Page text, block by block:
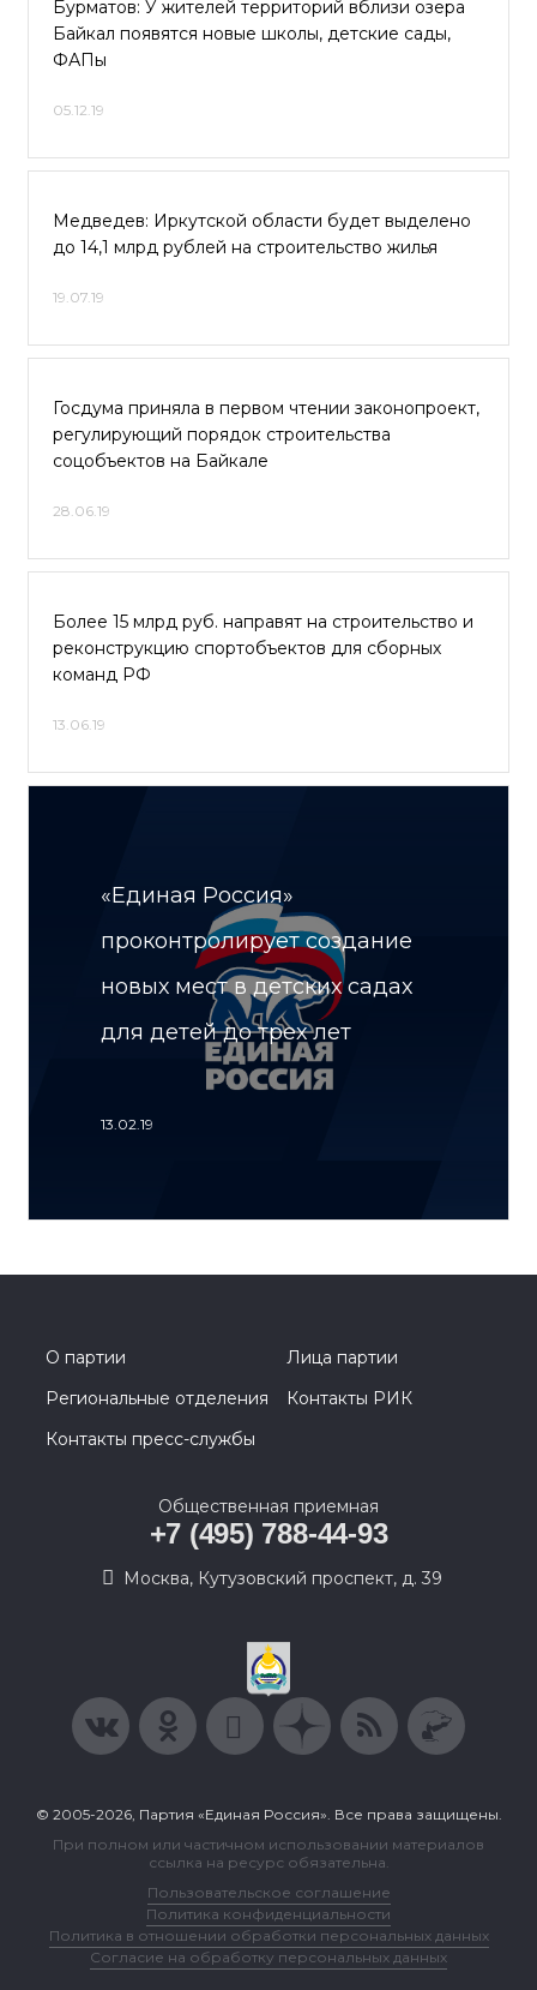
Бурматов: У жителей территорий вблизи озера
Байкал появятся новые школы, детские сады,
ФАПы
05.12.19
Медведев: Иркутской области будет выделено
до 14,1 млрд рублей на строительство жилья
19.07.19
Госдума приняла в первом чтении законопроект,
регулирующий порядок строительства
соцобъектов на Байкале
28.06.19
Более 15 млрд руб. направят на строительство и
реконструкцию спортобъектов для сборных
команд РФ
13.06.19
«Единая Россия»
проконтролирует создание
новых мест в детских садах
для детей до трех лет
13.02.19
О партии
Лица партии
Региональные отделения
Контакты РИК
Контакты пресс-службы
Общественная приемная
+7 (495) 788-44-93
Москва, Кутузовский проспект, д. 39
© 2005-2026, Партия «Единая Россия». Все права защищены.
При полном или частичном использовании материалов
ссылка на ресурс обязательна.
Пользовательское соглашение
Политика конфиденциальности
Политика в отношении обработки персональных данных
Согласие на обработку персональных данных